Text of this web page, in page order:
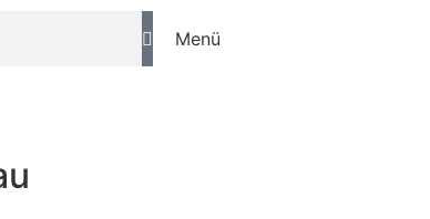
Menü